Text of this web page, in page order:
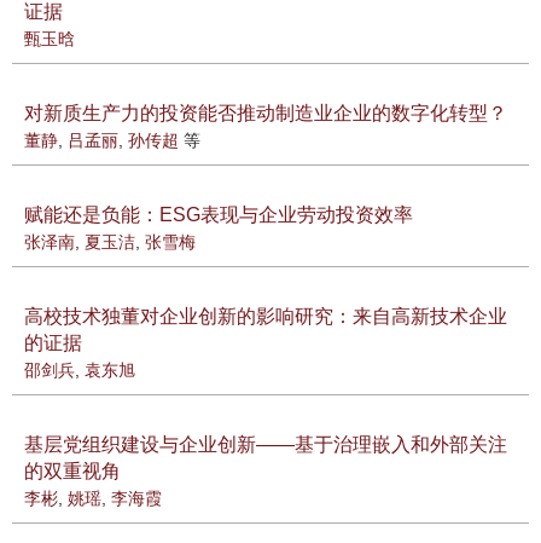
证据
甄玉晗
对新质生产力的投资能否推动制造业企业的数字化转型？
董静, 吕孟丽, 孙传超 等
赋能还是负能：ESG表现与企业劳动投资效率
张泽南, 夏玉洁, 张雪梅
高校技术独董对企业创新的影响研究：来自高新技术企业
的证据
邵剑兵, 袁东旭
基层党组织建设与企业创新——基于治理嵌入和外部关注
的双重视角
李彬, 姚瑶, 李海霞